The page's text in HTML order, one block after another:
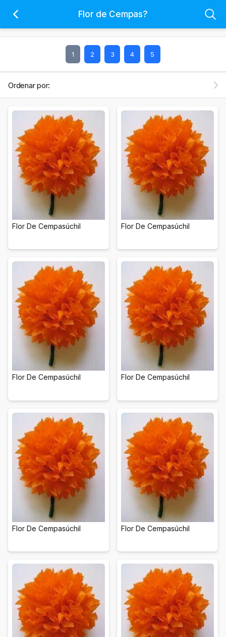
Flor de Cempas?
1 2 3 4 5
Ordenar por:
Flor De Cempasúchil Flor De Cempasúchil
Flor De Cempasúchil Flor De Cempasúchil
Flor De Cempasúchil Flor De Cempasúchil